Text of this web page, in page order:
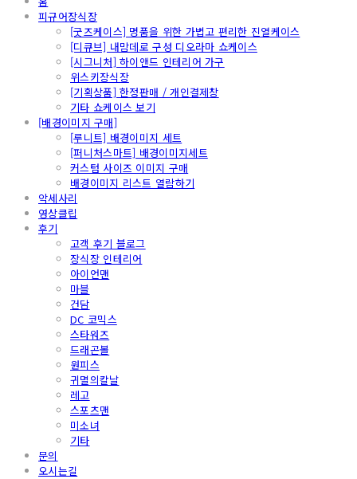
피규어장식장
[굿즈케이스] 명품을 위한 가볍고 편리한 진열케이스
[디큐브] 내맘데로 구성 디오라마 쇼케이스
[시그니처] 하이앤드 인테리어 가구
위스키장식장
[기획상품] 한정판매 / 개인결제창
기타 쇼케이스 보기
[배경이미지 구매]
[루니트] 배경이미지 세트
[퍼니처스마트] 배경이미지세트
커스텀 사이즈 이미지 구매
배경이미지 리스트 열람하기
악세사리
영상클립
후기
고객 후기 블로그
장식장 인테리어
아이언맨
마블
건담
DC 코믹스
스타워즈
드래곤볼
원피스
귀멸의칼날
레고
스포츠맨
미소녀
기타
문의
오시는길